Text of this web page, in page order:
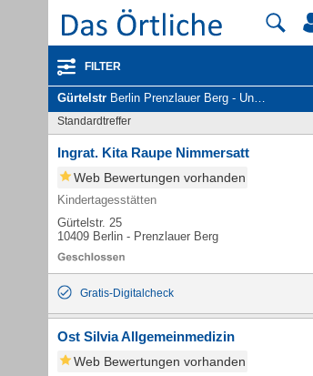
FILTER
Gürtelstr Berlin Prenzlauer Berg - Unternehmen und Personen
Standardtreffer
Ingrat. Kita Raupe Nimmersatt
Web Bewertungen vorhanden
Kindertagesstätten
Gürtelstr. 25
10409 Berlin - Prenzlauer Berg
Gratis-Digitalcheck
Ost Silvia Allgemeinmedizin
Web Bewertungen vorhanden